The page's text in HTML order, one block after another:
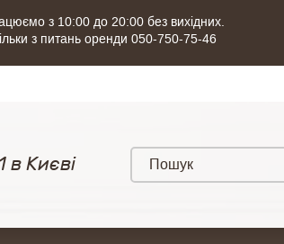
з 10:00 до 20:00 без вихідних.
з питань оренди 050-750-75-46
Києві